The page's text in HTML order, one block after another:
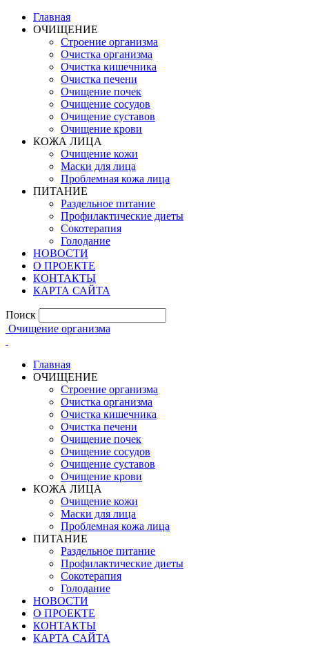
Главная
ОЧИЩЕНИЕ
Строение организма
Очистка организма
Очистка кишечника
Очистка печени
Очищение почек
Очищение сосудов
Очищение суставов
Очищение крови
КОЖА ЛИЦА
Очищение кожи
Маски для лица
Проблемная кожа лица
ПИТАНИЕ
Раздельное питание
Профилактические диеты
Сокотерапия
Голодание
НОВОСТИ
О ПРОЕКТЕ
КОНТАКТЫ
КАРТА САЙТА
Поиск
Очищение организма
Главная
ОЧИЩЕНИЕ
Строение организма
Очистка организма
Очистка кишечника
Очистка печени
Очищение почек
Очищение сосудов
Очищение суставов
Очищение крови
КОЖА ЛИЦА
Очищение кожи
Маски для лица
Проблемная кожа лица
ПИТАНИЕ
Раздельное питание
Профилактические диеты
Сокотерапия
Голодание
НОВОСТИ
О ПРОЕКТЕ
КОНТАКТЫ
КАРТА САЙТА